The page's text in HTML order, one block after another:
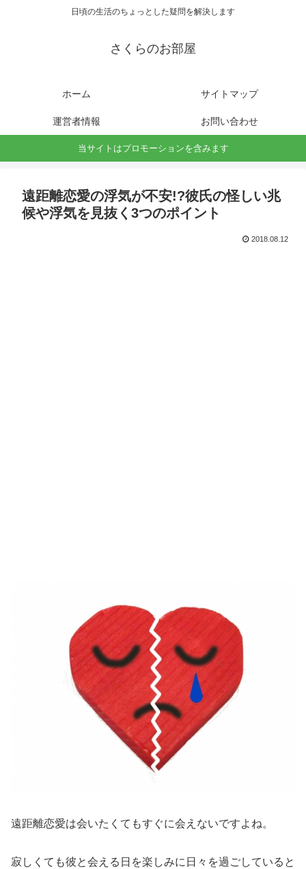
日頃の生活のちょっとした疑問を解決します
さくらのお部屋
ホーム サイトマップ
運営者情報 お問い合わせ
当サイトはプロモーションを含みます
遠距離恋愛の浮気が不安!?彼氏の怪しい兆
候や浮気を見抜く3つのポイント
2018.08.12
遠距離恋愛は会いたくてもすぐに会えないですよね。
寂しくても彼と会える日を楽しみに日々を過ごしていると